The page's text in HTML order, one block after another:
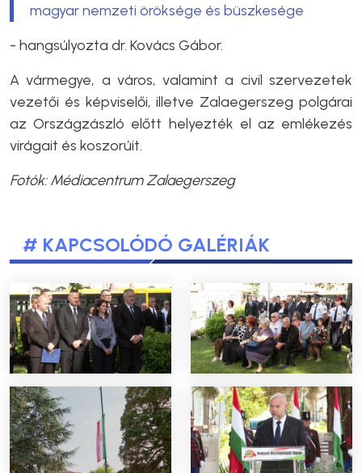
magyar nemzeti öröksége és büszkesége
- hangsúlyozta dr. Kovács Gábor.
A vármegye, a város, valamint a civil szervezetek
vezetői és képviselői, illetve Zalaegerszeg polgárai
az Országzászló előtt helyezték el az emlékezés
virágait és koszorúit.
Fotók:Médiacentrum Zalaegerszeg
# KAPCSOLÓDÓ GALÉRIÁK